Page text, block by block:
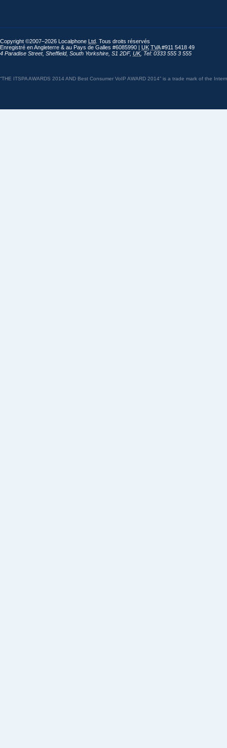
Copyright ©2007–2026 Localphone Ltd . Tous droits réservés
Enregistré en Angleterre & au Pays de Galles #6085990 | UK TVA#911 5418 49
4 Paradise Street, Sheffield, South Yorkshire S1 2DF, UK, Tel: 0333 555 3 555
“THE ITSPA AWARDS 2014 AND Best Consumer VoIP AWARD 2014” is a trade mark of the